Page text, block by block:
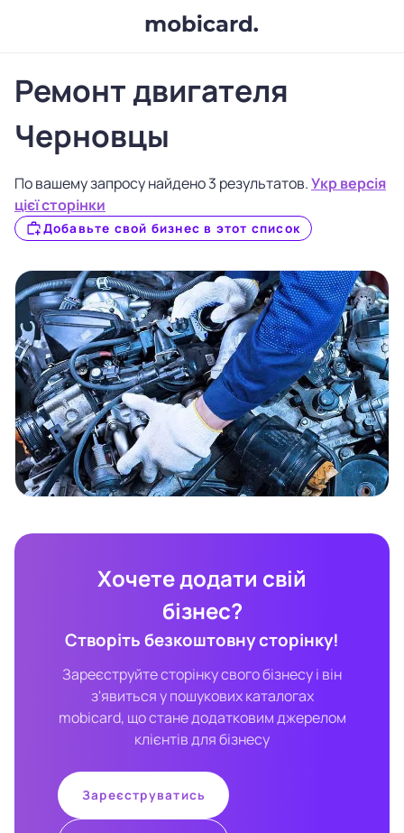
Ремонт двигателя
Черновцы
По вашему запросу найдено 3 результатов.Укр версія
цієї сторінки
Добавьте свой бизнес в этот список
Хочете додати свій
бізнес?
Створіть безкоштовну сторінку!
Зареєструйте сторінку свого бізнесу і він
з'явиться у пошукових каталогах
mobicard, що стане додатковим джерелом
клієнтів для бізнесу
Зареєструватись